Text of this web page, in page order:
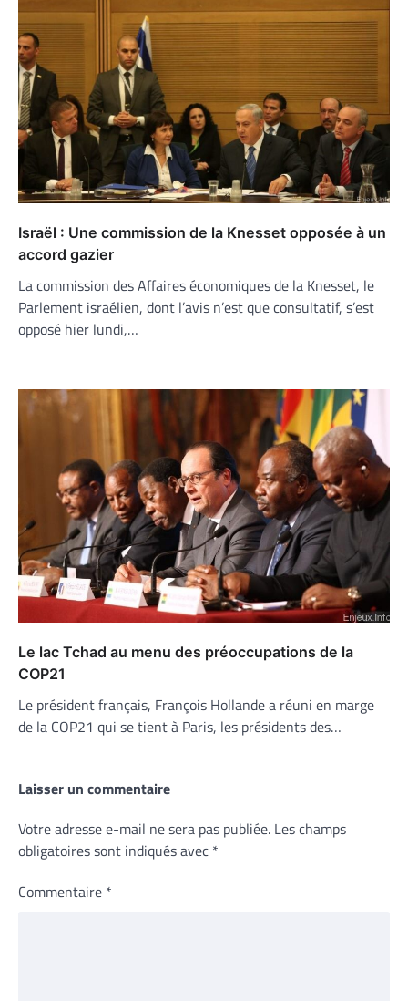
Israël : Une commission de la Knesset opposée à un
accord gazier
La commission des Affaires économiques de la Knesset, le
Parlement israélien, dont l’avis n’est que consultatif, s’est
opposé hier lundi,…
Le lac Tchad au menu des préoccupations de la
COP21
Le président français, François Hollande a réuni en marge
de la COP21 qui se tient à Paris, les présidents des…
Laisser un commentaire
Votre adresse e-mail ne sera pas publiée. Les champs
obligatoires sont indiqués avec *
Commentaire *